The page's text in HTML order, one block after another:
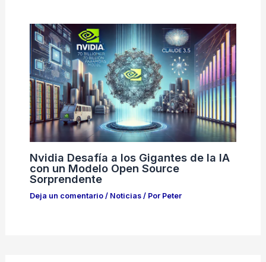
Nvidia Desafía a los Gigantes de la IA
con un Modelo Open Source
Sorprendente
Deja un comentario / Noticias/ Por Peter